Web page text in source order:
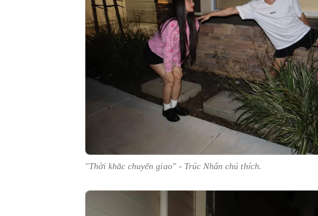
"Thời khắc chuyển giao" - Trúc Nhân chú thích.